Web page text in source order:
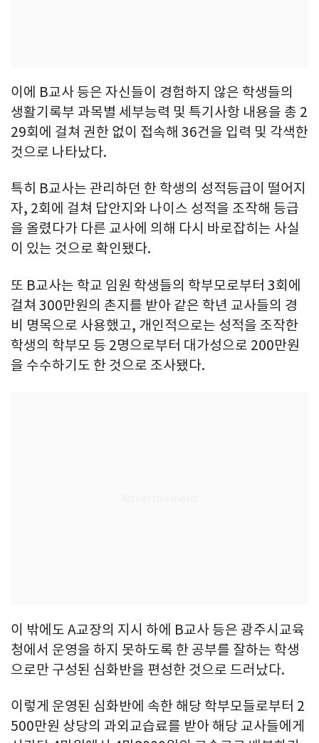
이에 B교사 등은 자신들이 경험하지 않은 학생들의
생활기록부 과목별 세부능력 및 특기사항 내용을 총 2
29회에 걸쳐 권한 없이 접속해 36건을 입력 및 각색한
것으로 나타났다.
특히 B교사는 관리하던 한 학생의 성적등급이 떨어지
자, 2회에 걸쳐 답안지와 나이스 성적을 조작해 등급
을 올렸다가 다른 교사에 의해 다시 바로잡히는 사실
이 있는 것으로 확인됐다.
또 B교사는 학교 임원 학생들의 학부모로부터 3회에
걸쳐 300만원의 촌지를 받아 같은 학년 교사들의 경
비 명목으로 사용했고, 개인적으로는 성적을 조작한
학생의 학부모 등 2명으로부터 대가성으로 200만원
을 수수하기도 한 것으로 조사됐다.
이 밖에도 A교장의 지시 하에 B교사 등은 광주시교육
청에서 운영을 하지 못하도록 한 공부를 잘하는 학생
으로만 구성된 심화반을 편성한 것으로 드러났다.
이렇게 운영된 심화반에 속한 해당 학부모들로부터 2
500만원 상당의 과외교습료를 받아 해당 교사들에게